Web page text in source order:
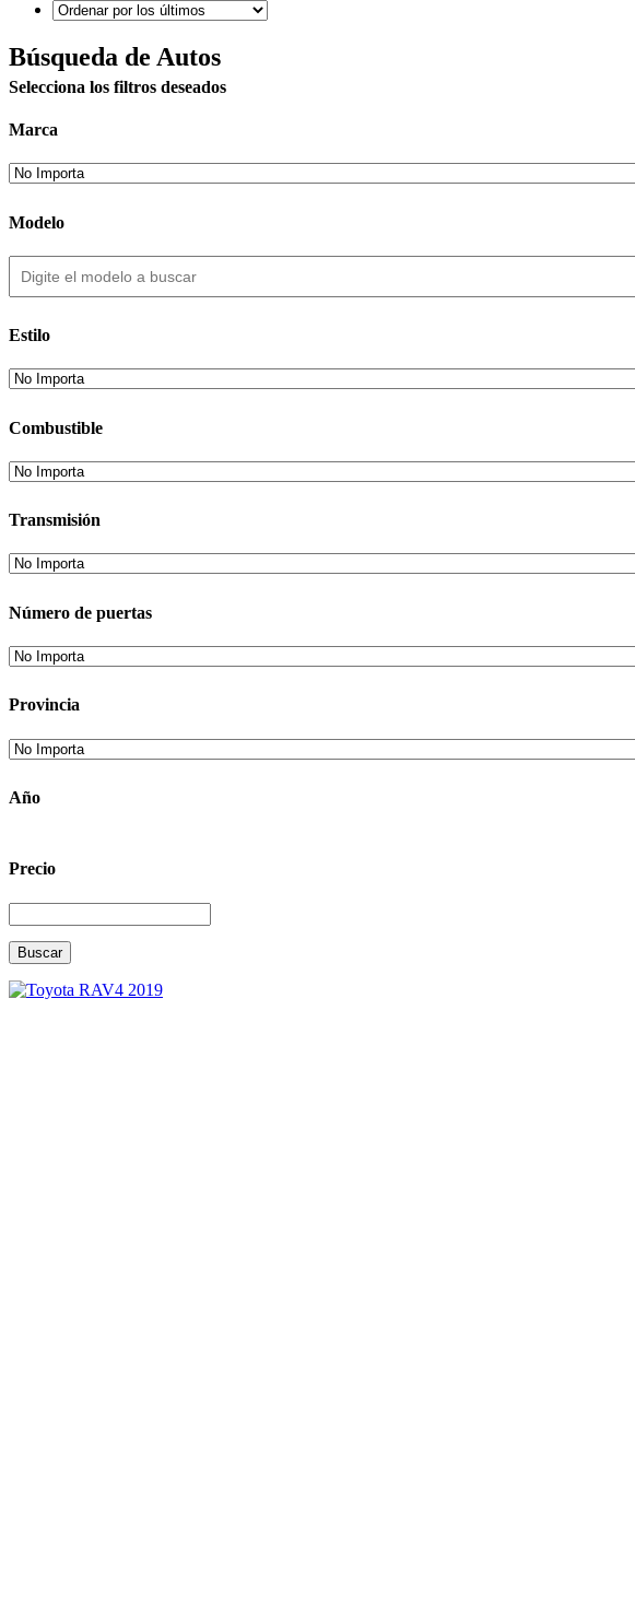
Búsqueda de Autos
Selecciona los filtros deseados
Marca
Modelo
Estilo
Combustible
Transmisión
Número de puertas
Provincia
Año
Precio
Buscar